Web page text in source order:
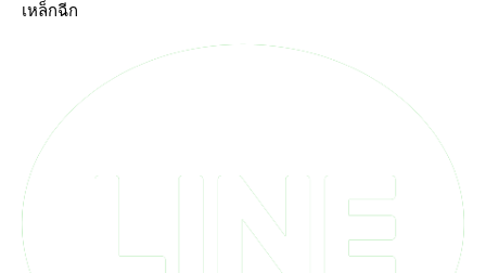
เหล็กฉีก